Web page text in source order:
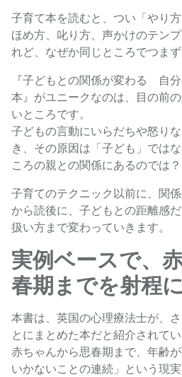
子育て本を読むと、つい「やり
ほめ方、叱り方、声かけのテン
れど、なぜか同じところでつまず
『子どもとの関係が変わる 自
本』がユニークなのは、目の前
いところです。
子どもの言動にいらだちや怒り
き、その原因は「子ども」では
ころの親との関係にあるのでは
子育てのテクニック以前に、関
から読後に、子どもとの距離感
扱い方まで変わっていきます。
実例ベースで、
春期までを射程
本書は、英国の心理療法士が、
とにまとめた本だと紹介されてい
赤ちゃんから思春期まで、年齢
いかないことの連続」という現